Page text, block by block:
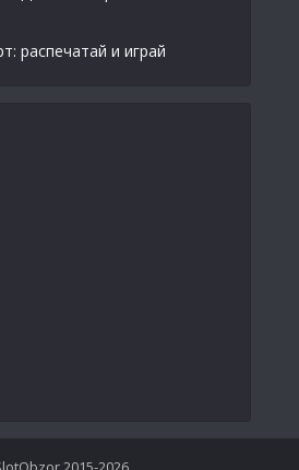
распечатай и играй